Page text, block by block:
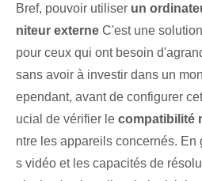
Bref, pouvoir utiliser un
niteur externe C'est une
pour ceux qui ont besoin
sans avoir à investir dans un
ependant,⁢ avant de configurer
ucial de vérifier le‍ compatibilité
ntre les appareils concernés. En
s vidéo et les capacités de